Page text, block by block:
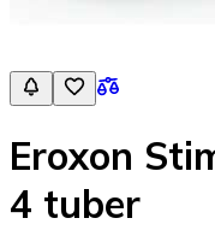
Eroxon
4 tuber